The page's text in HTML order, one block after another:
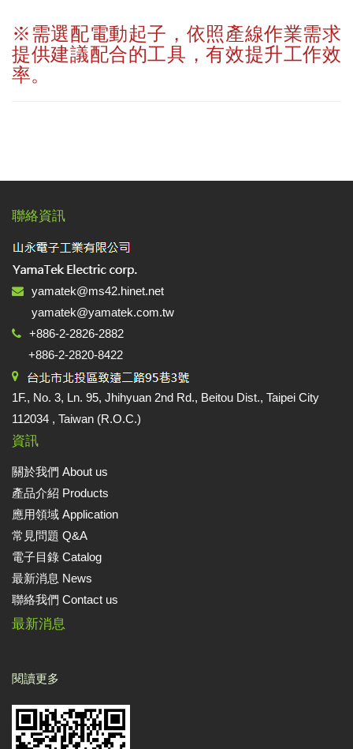
※需選配電動起子，依照產線作業需求
提供建議配合的工具，有效提升工作效
率。
聯絡資訊
yamatek@ms42.hinet.net
yamatek@yamatek.com.tw
+886-2-2826-2882
+886-2-2820-8422
1F., No. 3, Ln. 95, Jhihyuan 2nd Rd., Beitou Dist., Taipei City
112034 , Taiwan (R.O.C.)
資訊
關於我們 About us
產品介紹 Products
應用領域 Application
常見問題 Q&A
電子目錄 Catalog
最新消息 News
聯絡我們 Contact us
最新消息
閱讀更多